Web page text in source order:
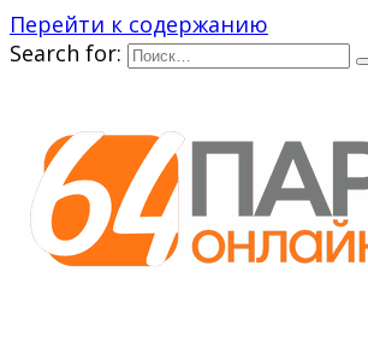
Перейти к содержанию
Search for: